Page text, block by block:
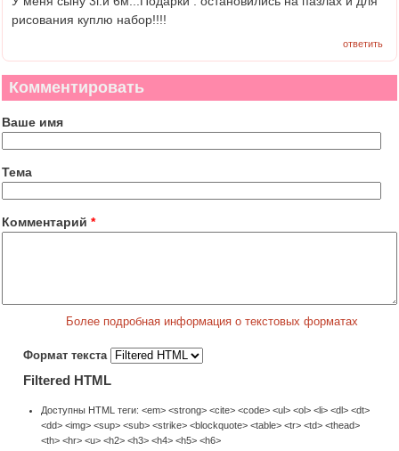
рисования куплю набор!!!!
ответить
Комментировать
Ваше имя
Тема
Комментарий *
Более подробная информация о текстовых форматах
Формат текста
Filtered HTML
Доступны HTML теги: <em> <strong> <cite> <code> <ul> <ol> <li> <dl> <dt>
<dd> <img> <sup> <sub> <strike> <blockquote> <table> <tr> <td> <thead>
<th> <hr> <u> <h2> <h3> <h4> <h5> <h6>